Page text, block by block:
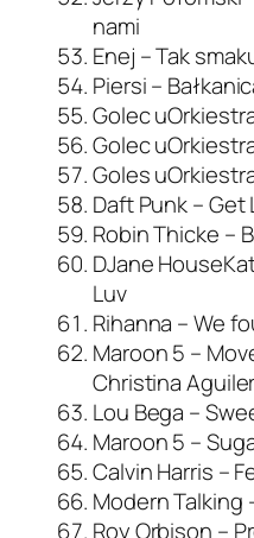
nami
Enej – Tak
Piersi –
Golec
Golec
Goles
Daft Punk – Get
Robin Thicke –
DJane
Luv
Rihanna – We
Maroon 5 –
Christina
Lou Bega –
Maroon 5 –
Calvin Harris –
Modern Talking
Roy Orbison –